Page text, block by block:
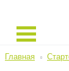
Главная